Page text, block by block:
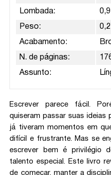
Lombada:
Peso:
Acabamento:
N. de páginas:
Assunto:
Escrever parece fácil.
quiseram passar suas
já tiveram momentos em
difícil e frustrante. Mas se
escrever bem é privilégio
talento especial. Este livro
de começar, manter a